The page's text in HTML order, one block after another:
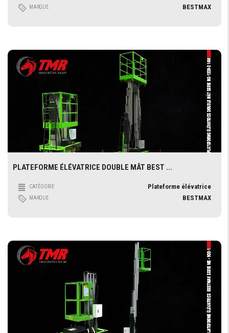
MARQUE BESTMAX
PLATEFORME ÉLÉVATRICE DOUBLE MÂT BEST ...
CATÉGORIE Plateforme élévatrice
MARQUE BESTMAX